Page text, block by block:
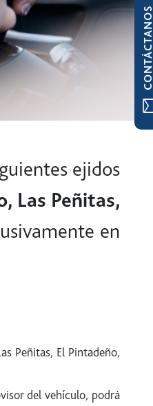
ejidos
Las Peñitas,
en
Peñitas, El Pintadeño,
del vehículo, podrá